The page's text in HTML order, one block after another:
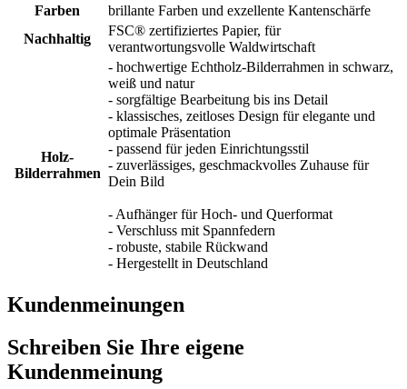
Farben
brillante Farben und exzellente Kantenschärfe
Nachhaltig
FSC® zertifiziertes Papier, für
verantwortungsvolle Waldwirtschaft
Holz-
Bilderrahmen
- hochwertige Echtholz-Bilderrahmen in schwarz,
weiß und natur
- sorgfältige Bearbeitung bis ins Detail
- klassisches, zeitloses Design für elegante und
optimale Präsentation
- passend für jeden Einrichtungsstil
- zuverlässiges, geschmackvolles Zuhause für
Dein Bild
- Aufhänger für Hoch- und Querformat
- Verschluss mit Spannfedern
- robuste, stabile Rückwand
- Hergestellt in Deutschland
Kundenmeinungen
Schreiben Sie Ihre eigene
Kundenmeinung